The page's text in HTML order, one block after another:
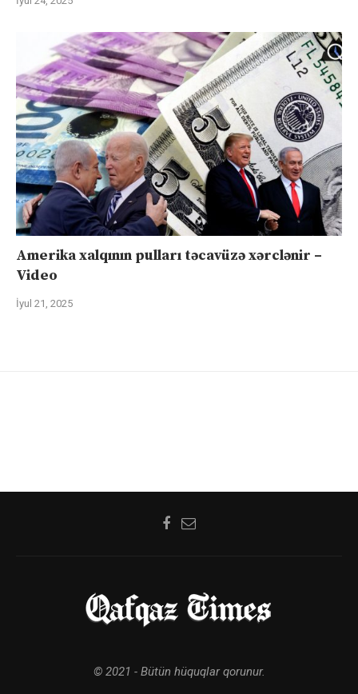
Amerika xalqının pulları təcavüzə xərclənir –
Video
İyul 21, 2025
© 2021 - Bütün hüquqlar qorunur.